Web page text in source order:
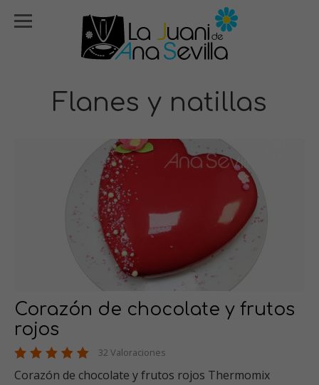
Flanes y natillas
Corazón de chocolate y frutos
rojos
32 Valoraciones
Corazón de chocolate y frutos rojos Thermomix